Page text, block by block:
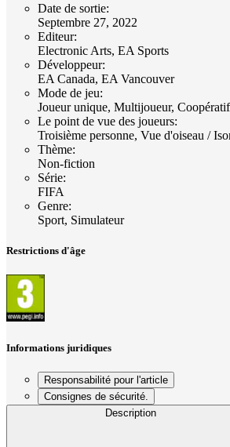
Date de sortie:
Septembre 27, 2022
Editeur:
Electronic Arts, EA Sports
Développeur:
EA Canada, EA Vancouver
Mode de jeu:
Joueur unique, Multijoueur, Coopératif
Le point de vue des joueurs:
Troisième personne, Vue d'oiseau /
Thème:
Non-fiction
Série:
FIFA
Genre:
Sport, Simulateur
Restrictions d'âge
Informations juridiques
Responsabilité pour l'article
Consignes de sécurité.
Description